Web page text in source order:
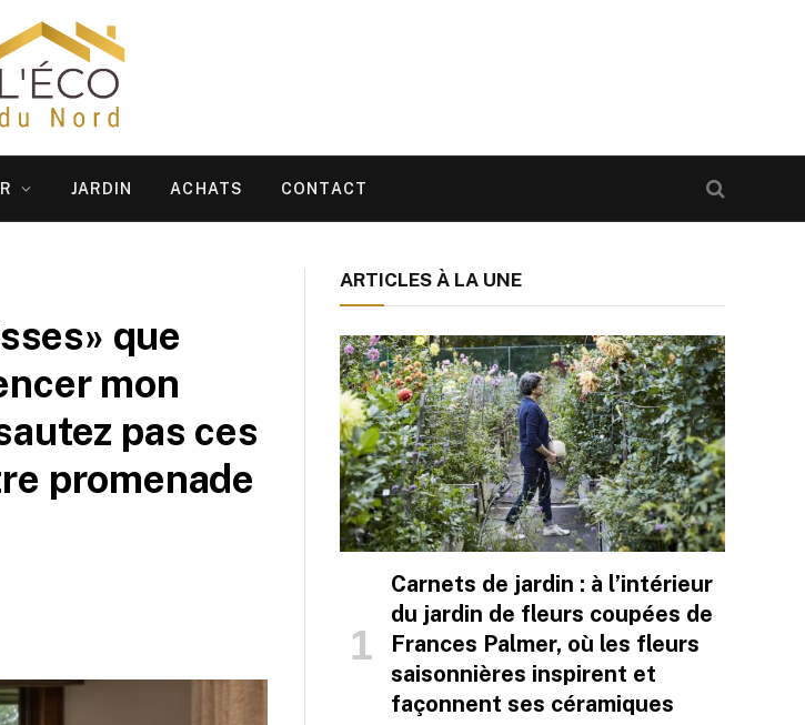
JARDIN ACHATS CONTACT
que
mon
pas ces
promenade
ARTICLES À LA UNE
Carnets de jardin : à l’intérieur
du jardin de fleurs coupées de
Frances Palmer, où les fleurs
saisonnières inspirent et
façonnent ses céramiques